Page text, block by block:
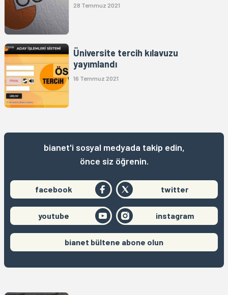
28 Temmuz 2021
Üniversite tercih kılavuzu
yayımlandı
16 Temmuz 2021
bianet'i sosyal medyada takip edin,
önce siz öğrenin.
facebook twitter
youtube instagram
bianet bültene abone olun